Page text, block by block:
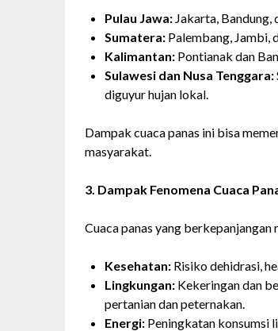
Pulau Jawa: Jakarta, Bandung,
Sumatera: Palembang, Jambi,
Kalimantan: Pontianak dan
Sulawesi dan Nusa Tenggara:
diguyur hujan lokal.
Dampak cuaca panas ini bisa
masyarakat.
3. Dampak Fenomena Cuaca
Cuaca panas yang
Kesehatan: Risiko dehidrasi,
Lingkungan: Kekeringan dan
pertanian dan peternakan.
Energi: Peningkatan konsumsi